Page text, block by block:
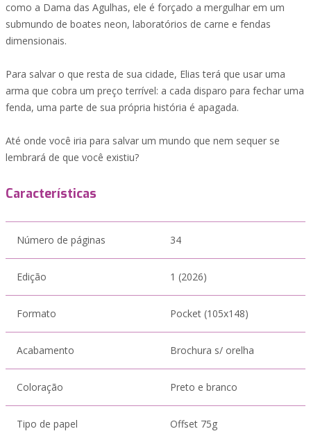
como a Dama das Agulhas, ele é forçado a mergulhar em um
submundo de boates neon, laboratórios de carne e fendas
dimensionais.
Para salvar o que resta de sua cidade, Elias terá que usar uma
arma que cobra um preço terrível: a cada disparo para fechar uma
fenda, uma parte de sua própria história é apagada.
Até onde você iria para salvar um mundo que nem sequer se
lembrará de que você existiu?
Características
Número de páginas 34
Edição 1 (2026)
Formato Pocket (105x148)
Acabamento Brochura s/ orelha
Coloração Preto e branco
Tipo de papel Offset 75g